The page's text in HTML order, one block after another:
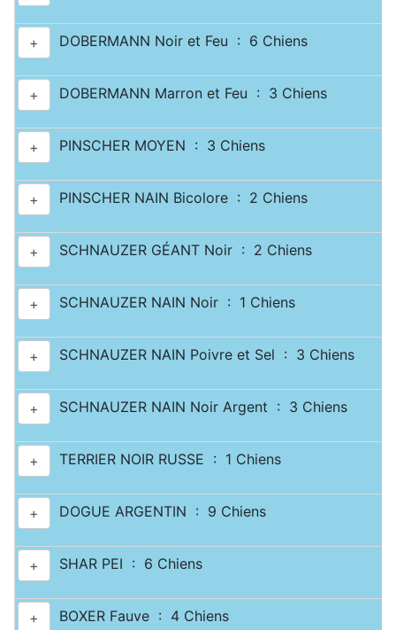
+ DOBERMANN Noir et Feu : 6 Chiens
+ DOBERMANN Marron et Feu : 3 Chiens
+ PINSCHER MOYEN : 3 Chiens
+ PINSCHER NAIN Bicolore : 2 Chiens
+ SCHNAUZER GÉANT Noir : 2 Chiens
+ SCHNAUZER NAIN Noir : 1 Chiens
+ SCHNAUZER NAIN Poivre et Sel : 3 Chiens
+ SCHNAUZER NAIN Noir Argent : 3 Chiens
+ TERRIER NOIR RUSSE : 1 Chiens
+ DOGUE ARGENTIN : 9 Chiens
+ SHAR PEI : 6 Chiens
+ BOXER Fauve : 4 Chiens